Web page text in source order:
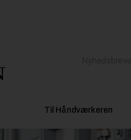
Til Håndværkeren